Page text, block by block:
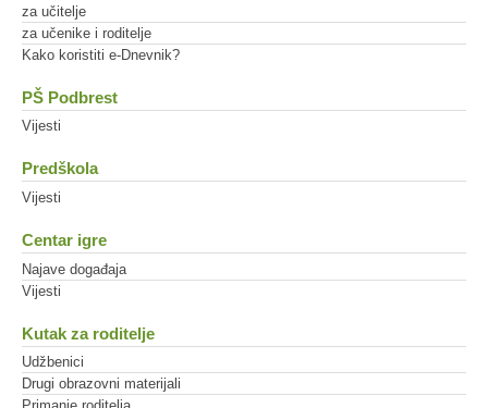
za učitelje
za učenike i roditelje
Kako koristiti e-Dnevnik?
PŠ Podbrest
Vijesti
Predškola
Vijesti
Centar igre
Najave događaja
Vijesti
Kutak za roditelje
Udžbenici
Drugi obrazovni materijali